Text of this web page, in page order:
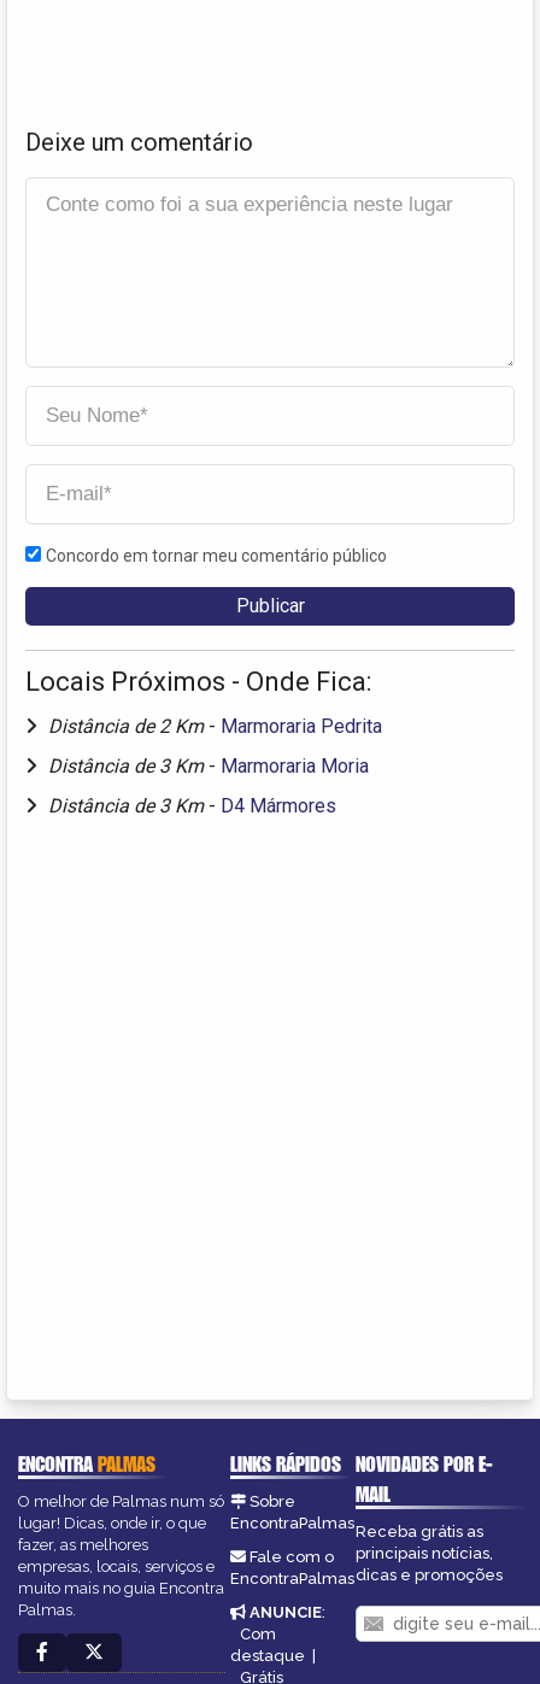
Deixe um comentário
Concordo em tornar meu comentário público
Locais Próximos - Onde Fica:
Distância de 2 Km - Marmoraria Pedrita
Distância de 3 Km - Marmoraria Moria
Distância de 3 Km - D4 Mármores
ENCONTRAPALMAS
O melhor de Palmas num só
lugar! Dicas, onde ir, o que
fazer, as melhores
empresas, locais, serviços e
muito mais no guia Encontra
Palmas.
LINKS RÁPIDOS
Sobre
EncontraPalmas
Fale com o
EncontraPalmas
ANUNCIE:
Com
destaque |
Grátis
NOVIDADES POR E-
MAIL
Receba grátis as
principais notícias,
dicas e promoções